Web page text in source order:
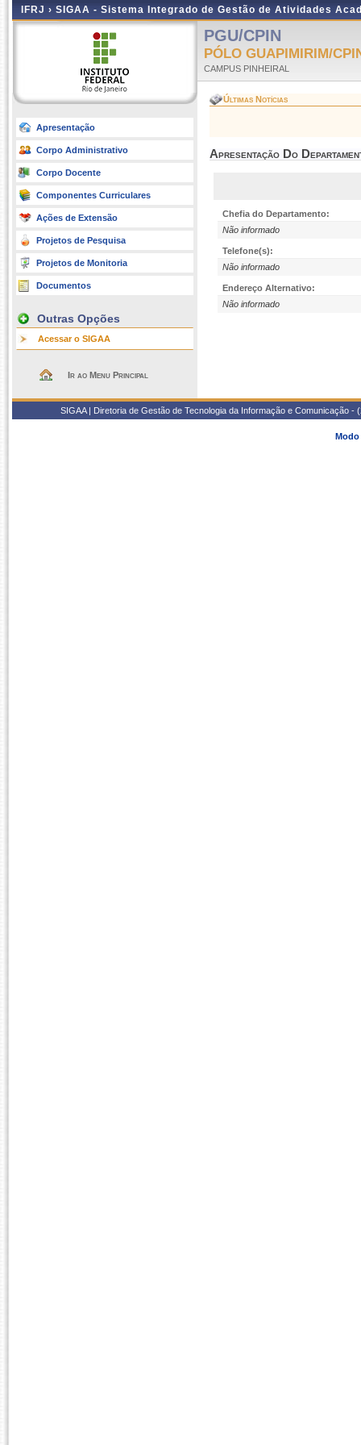
IFRJ › SIGAA - Sistema Integrado de Gestão de Atividades
Apresentação
Corpo Administrativo
Corpo Docente
Componentes Curriculares
Ações de Extensão
Projetos de Pesquisa
Projetos de Monitoria
Documentos
Outras Opções
Acessar o SIGAA
Ir ao Menu Principal
PGU/CPIN
PÓLO GUAPIMIRIM/
CAMPUS PINHEIRAL
Últimas Notícias
Apresentação Do
Chefia do Departamento:
Não informado
Telefone(s):
Não informado
Endereço Alternativo:
Não informado
SIGAA | Diretoria de Gestão de Tecnologia da Informação e
Modo